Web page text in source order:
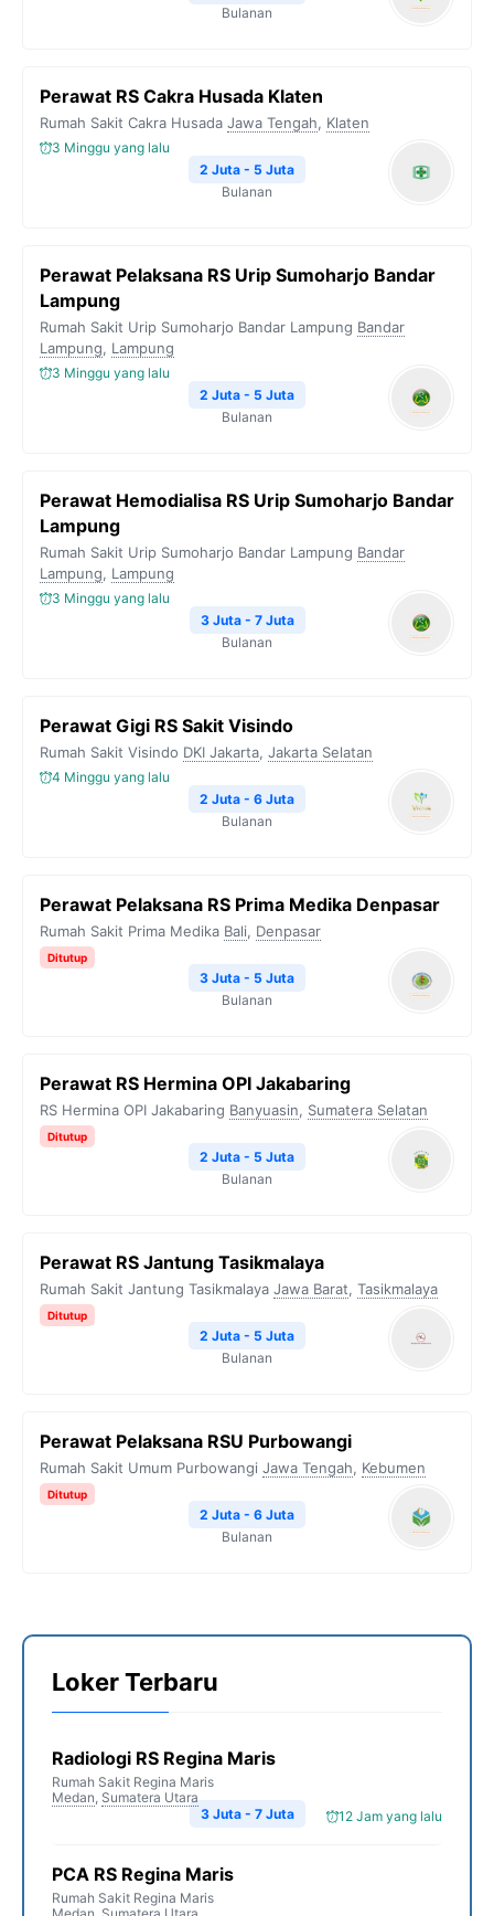
Bulanan
Perawat RS Cakra Husada Klaten
Rumah Sakit Cakra Husada Jawa Tengah, Klaten
3 Minggu yang lalu
2 Juta - 5 Juta
Bulanan
Perawat Pelaksana RS Urip Sumoharjo Bandar
Lampung
Rumah Sakit Urip Sumoharjo Bandar Lampung Bandar
Lampung, Lampung
3 Minggu yang lalu
2 Juta - 5 Juta
Bulanan
Perawat Hemodialisa RS Urip Sumoharjo Bandar
Lampung
Rumah Sakit Urip Sumoharjo Bandar Lampung Bandar
Lampung, Lampung
3 Minggu yang lalu
3 Juta - 7 Juta
Bulanan
Perawat Gigi RS Sakit Visindo
Rumah Sakit Visindo DKI Jakarta, Jakarta Selatan
4 Minggu yang lalu
2 Juta - 6 Juta
Bulanan
Perawat Pelaksana RS Prima Medika Denpasar
Rumah Sakit Prima Medika Bali, Denpasar
Ditutup
3 Juta - 5 Juta
Bulanan
Perawat RS Hermina OPI Jakabaring
RS Hermina OPI Jakabaring Banyuasin, Sumatera Selatan
Ditutup
2 Juta - 5 Juta
Bulanan
Perawat RS Jantung Tasikmalaya
Rumah Sakit Jantung Tasikmalaya Jawa Barat, Tasikmalaya
Ditutup
2 Juta - 5 Juta
Bulanan
Perawat Pelaksana RSU Purbowangi
Rumah Sakit Umum Purbowangi Jawa Tengah, Kebumen
Ditutup
2 Juta - 6 Juta
Bulanan
Loker Terbaru
Radiologi RS Regina Maris
Rumah Sakit Regina Maris
Medan, Sumatera Utara
12 Jam yang lalu
3 Juta - 7 Juta
PCA RS Regina Maris
Rumah Sakit Regina Maris